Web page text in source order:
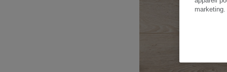
marketing.